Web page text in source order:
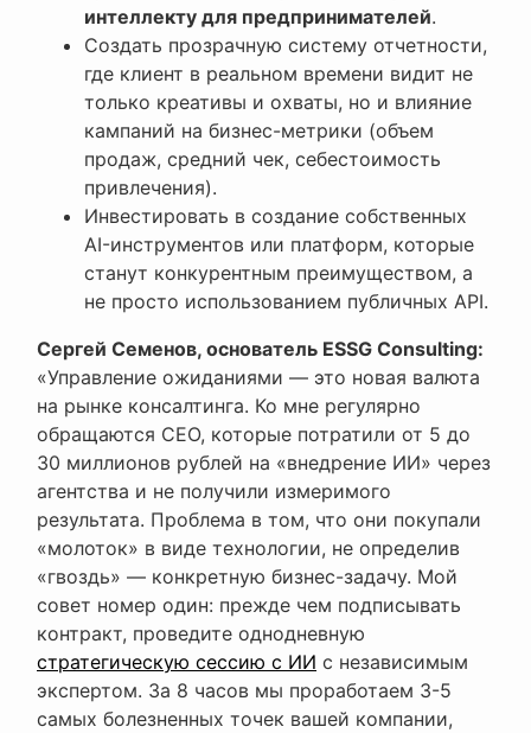
интеллекту для предпринимателей.
Создать прозрачную систему отчетности,
где клиент в реальном времени видит не
только креативы и охваты, но и влияние
кампаний на бизнес-метрики (объем
продаж, средний чек, себестоимость
привлечения).
Инвестировать в создание собственных
AI-инструментов или платформ, которые
станут конкурентным преимуществом, а
не просто использованием публичных API.
Сергей Семенов, основатель ESSG Consulting:
«Управление ожиданиями — это новая валюта
на рынке консалтинга. Ко мне регулярно
обращаются CEO, которые потратили от 5 до
30 миллионов рублей на «внедрение ИИ» через
агентства и не получили измеримого
результата. Проблема в том, что они покупали
«молоток» в виде технологии, не определив
«гвоздь» — конкретную бизнес-задачу. Мой
совет номер один: прежде чем подписывать
контракт, проведите однодневную
стратегическую сессию с ИИ с независимым
экспертом. За 8 часов мы проработаем 3-5
самых болезненных точек вашей компании,